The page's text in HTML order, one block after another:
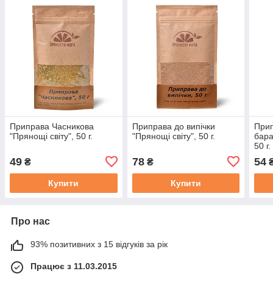
Приправа Часникова
"Прянощі світу", 50 г.
49 ₴
Купити
Приправа до випічки
"Прянощі світу", 50 г.
78₴
Купити
50 г.
54
Про нас
93% позитивних з 15 відгуків за рік
Працює з 11.03.2015